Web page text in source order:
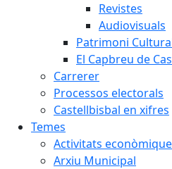
Revistes
Audiovisuals
Patrimoni
El Capbreu de
Carrerer
Processos electorals
Castellbisbal en xifres
Temes
Activitats
Arxiu Municipal